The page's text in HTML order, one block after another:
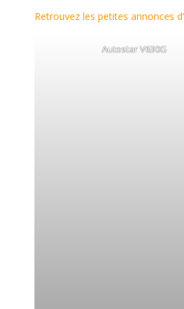
Retrouvez les petites annonces
Autostar V630G